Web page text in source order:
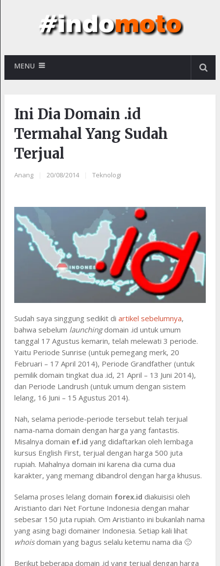
MENU
Ini Dia Domain .id
Termahal Yang Sudah
Terjual
Anang 20/08/2014 Teknologi
Sudah saya singgung sedikit di artikel sebelumnya,
bahwa sebelum launchingdomain .id untuk umum
tanggal 17 Agustus kemarin, telah melewati 3 periode.
Yaitu Periode Sunrise (untuk pemegang merk, 20
Februari – 17 April 2014), Periode Grandfather (untuk
pemilik domain tingkat dua .id, 21 April – 13 Juni 2014),
dan Periode Landrush (untuk umum dengan sistem
lelang, 16 Juni – 15 Agustus 2014).
Nah, selama periode-periode tersebut telah terjual
nama-nama domain dengan harga yang fantastis.
Misalnya domain ef.id yang didaftarkan oleh lembaga
kursus English First, terjual dengan harga 500 juta
rupiah. Mahalnya domain ini karena dia cuma dua
karakter, yang memang dibandrol dengan harga khusus.
Selama proses lelang domain forex.id diakuisisi oleh
Aristianto dari Net Fortune Indonesia dengan mahar
sebesar 150 juta rupiah. Om Aristianto ini bukanlah nama
yang asing bagi domainer Indonesia. Setiap kali lihat
whoisdomain yang bagus selalu ketemu nama dia 🙁
Berikut beberapa domain .id yang terjual dengan harga